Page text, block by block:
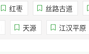
红枣
丝路古道
天源 江汉平原